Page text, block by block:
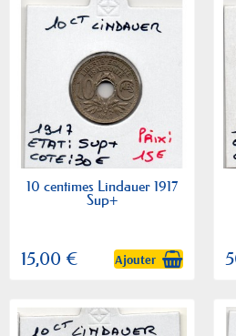
10 centimes Lindauer 1917
Sup+
15,00 € Ajouter